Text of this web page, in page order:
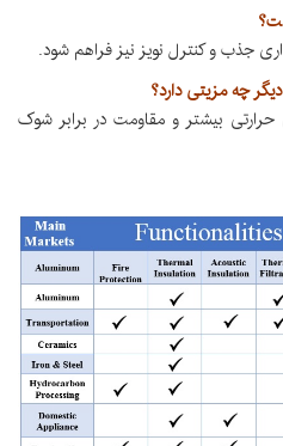
جذب و کنترل نویز نیز فراهم شود.
چه مزیتی دارد؟
بیشتر و مقاومت در برابر شوک